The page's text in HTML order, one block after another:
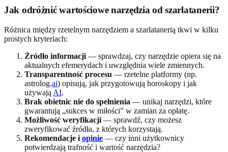
Jak odróżnić wartościowe narzędzia od szarlatanerii?
Różnica między rzetelnym narzędziem a szarlatanerią tkwi w kilku
prostych kryteriach:
Źródło informacji — sprawdzaj, czy narzędzie opiera się na
aktualnych efemerydach i uwzględnia wiele zmiennych.
Transparentność procesu — rzetelne platformy (np.
astrolog.ai) opisują, jak przygotowują horoskopy i jak
używają AI.
Brak obietnic nie do spełnienia — unikaj narzędzi, które
gwarantują „sukces w miłości” w zamian za opłatę.
Możliwość weryfikacji — sprawdź, czy możesz
zweryfikować źródła, z których korzystają.
Rekomendacje i opinie — czy inni użytkownicy
potwierdzają trafność i wartość narzędzia?